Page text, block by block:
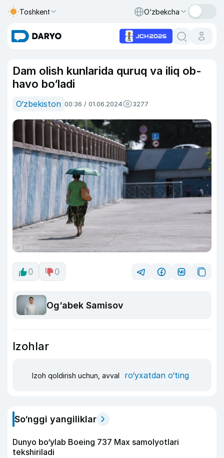
Toshkent O‘zbekcha
Dam olish kunlarida quruq va iliq ob-
havo bo‘ladi
O‘zbekiston 00:36 / 01.06.2024 3277
0 0
Og‘abek Samisov
Izohlar
Izoh qoldirish uchun, avval ro‘yxatdan o‘ting
So‘nggi yangiliklar
Dunyo bo‘ylab Boeing 737 Max samolyotlari
tekshiriladi